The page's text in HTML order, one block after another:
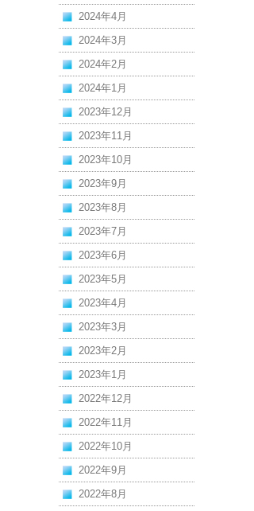
2024年4月
2024年3月
2024年2月
2024年1月
2023年12月
2023年11月
2023年10月
2023年9月
2023年8月
2023年7月
2023年6月
2023年5月
2023年4月
2023年3月
2023年2月
2023年1月
2022年12月
2022年11月
2022年10月
2022年9月
2022年8月